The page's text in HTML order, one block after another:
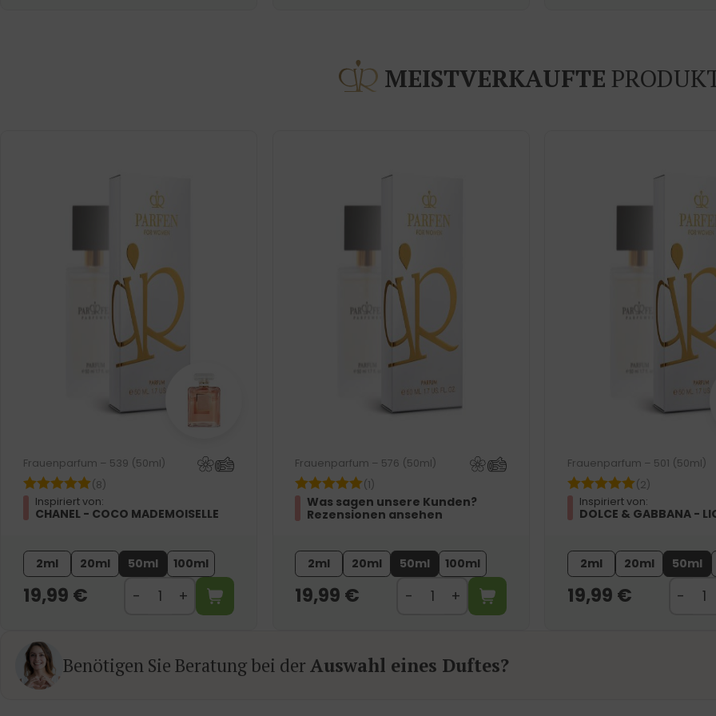
MEISTVERKAUFTE
Frauenparfum – 539 (50ml)
(8)
Inspiriert von:
CHANEL - COCO MADEMOISELLE
2ml 20ml 50ml 100ml
19,99 €
Frauenparfum – 576 (50ml)
(1)
Was sagen unsere Kunden?
Rezensionen ansehen
2ml 20ml 50ml 100ml
19,99 €
Frauenparfum – 501 (50ml)
(2)
Inspiriert von:
DOLCE & GABBANA -
2ml 20ml 50ml
19,99 €
Benötigen Sie Beratung bei der Auswahl eines Duftes?